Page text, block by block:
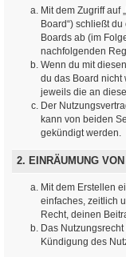
Mit dem Zugriff auf
Board“) schließt
Boards ab (im
nachfolgenden
Wenn du mit
du das Board nicht
jeweils die an
Der
kann von beiden
gekündigt werden.
2. EINRÄUMUNG
Mit dem Erstellen
einfaches, zeitlich
Recht, deinen
Das
Kündigung des